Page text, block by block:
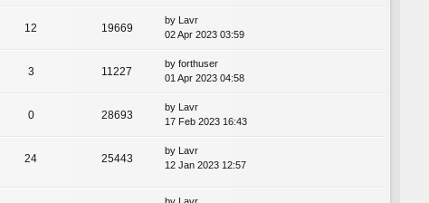
12 19669
by Lavr
02 Apr 2023 03:59
3 11227
by forthuser
01 Apr 2023 04:58
0 28693
by Lavr
17 Feb 2023 16:43
24 25443
by Lavr
12 Jan 2023 12:57